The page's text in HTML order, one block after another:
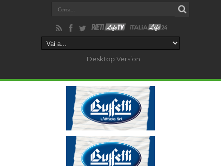
Desktop Version